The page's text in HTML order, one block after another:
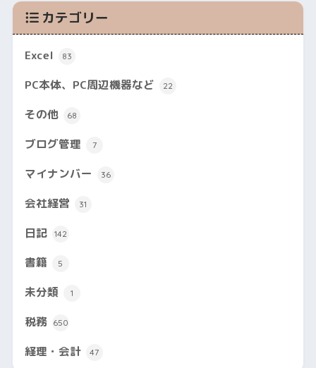
カテゴリー
Excel 83
PC本体、PC周辺機器など 22
その他 68
ブログ管理 7
マイナンバー 36
会社経営 31
日記 142
書籍 5
未分類 1
税務 650
経理・会計 47